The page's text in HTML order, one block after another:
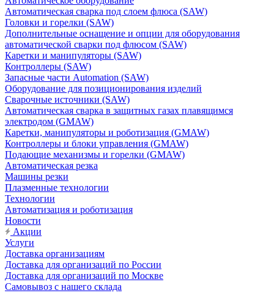
Автоматическая сварка под слоем флюса (SAW)
Головки и горелки (SAW)
Дополнительные оснащение и опции для оборудования
автоматической сварки под флюсом (SAW)
Каретки и манипуляторы (SAW)
Контроллеры (SAW)
Запасные части Automation (SAW)
Оборудование для позиционирования изделий
Сварочные источники (SAW)
Автоматическая сварка в защитных газах плавящимся
электродом (GMAW)
Каретки, манипуляторы и роботизация (GMAW)
Контроллеры и блоки управления (GMAW)
Подающие механизмы и горелки (GMAW)
Автоматическая резка
Машины резки
Плазменные технологии
Технологии
Автоматизация и роботизация
Новости
Акции
Услуги
Доставка организациям
Доставка для организаций по России
Доставка для организаций по Москве
Самовывоз с нашего склада